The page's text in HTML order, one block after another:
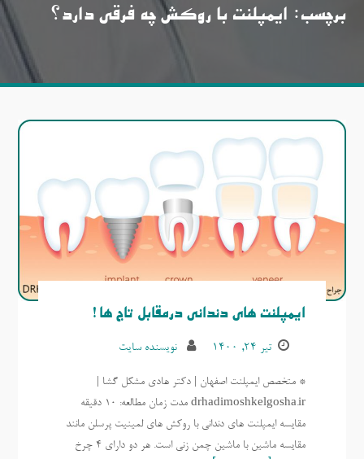
برچسب: ایمپلنت با روکش چه فرقی دارد؟
ایمپلنت های دندانی درمقابل تاج ها!
تیر ۲۴, ۱۴۰۰ نویسنده سایت
* متخصص ایمپلنت اصفهان | دکتر هادی مشکل گشا |
drhadimoshkelgosha.ir مدت زمان مطالعه: 10 دقیقه
مقایسه ایمپلنت های دندانی با روکش های لمینیت پرسلن مانند
مقایسه ماشین با ماشین چمن زنی است. هر دو دارای 4 چرخ